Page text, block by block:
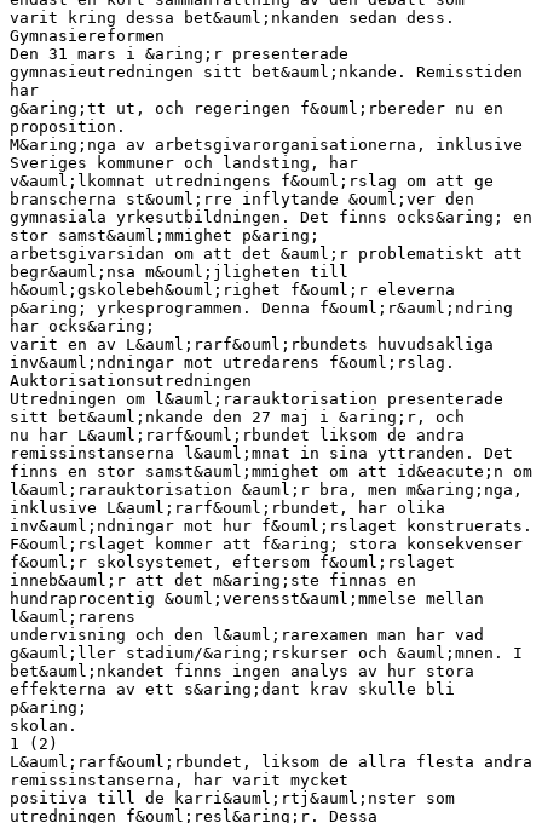
varit kring dessa bet&auml;nkanden sedan dess.
Gymnasiereformen
Den 31 mars i &aring;r presenterade
gymnasieutredningen sitt bet&auml;nkande. Remisstiden
har
g&aring;tt ut, och regeringen f&ouml;rbereder nu en
proposition.
M&aring;nga av arbetsgivarorganisationerna, inklusive
Sveriges kommuner och landsting, har
v&auml;lkomnat utredningens f&ouml;rslag om att ge
branscherna st&ouml;rre inflytande &ouml;ver den
gymnasiala yrkesutbildningen. Det finns ocks&aring; en
stor samst&auml;mmighet p&aring;
arbetsgivarsidan om att det &auml;r problematiskt att
begr&auml;nsa m&ouml;jligheten till
h&ouml;gskolebeh&ouml;righet f&ouml;r eleverna
p&aring; yrkesprogrammen. Denna f&ouml;r&auml;ndring
har ocks&aring;
varit en av L&auml;rarf&ouml;rbundets huvudsakliga
inv&auml;ndningar mot utredarens f&ouml;rslag.
Auktorisationsutredningen
Utredningen om l&auml;rarauktorisation presenterade
sitt bet&auml;nkande den 27 maj i &aring;r, och
nu har L&auml;rarf&ouml;rbundet liksom de andra
remissinstanserna l&auml;mnat in sina yttranden. Det
finns en stor samst&auml;mmighet om att id&eacute;n om
l&auml;rarauktorisation &auml;r bra, men m&aring;nga,
inklusive L&auml;rarf&ouml;rbundet, har olika
inv&auml;ndningar mot hur f&ouml;rslaget konstruerats.
F&ouml;rslaget kommer att f&aring; stora konsekvenser
f&ouml;r skolsystemet, eftersom f&ouml;rslaget
inneb&auml;r att det m&aring;ste finnas en
hundraprocentig &ouml;verensst&auml;mmelse mellan
l&auml;rarens
undervisning och den l&auml;rarexamen man har vad
g&auml;ller stadium/&aring;rskurser och &auml;mnen. I
bet&auml;nkandet finns ingen analys av hur stora
effekterna av ett s&aring;dant krav skulle bli
p&aring;
skolan.
1 (2)
L&auml;rarf&ouml;rbundet, liksom de allra flesta andra
remissinstanserna, har varit mycket
positiva till de karri&auml;rtj&auml;nster som
utredningen f&ouml;resl&aring;r. Dessa